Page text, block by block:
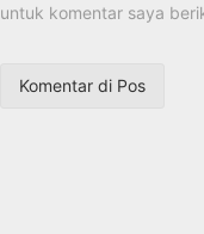
untuk komentar saya